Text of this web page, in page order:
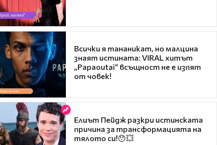
Всички я тананикат, но малцина
знаят истината: VIRAL хитът
„Papaoutai“ всъщност не е изпят
от човек!
Елиът Пейдж разкри истинската
причина за трансформацията на
тялото си!😯💥